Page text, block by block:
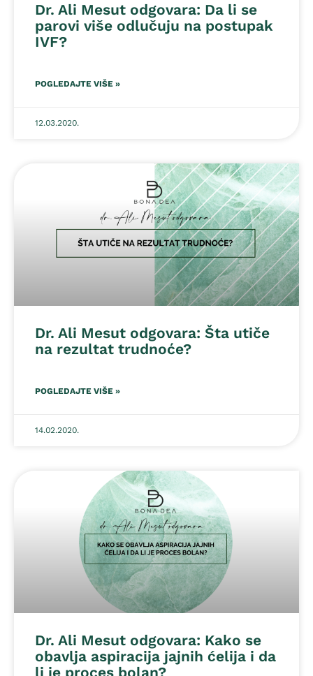
Dr. Ali Mesut odgovara: Da li se
parovi više odlučuju na postupak
IVF?
POGLEDAJTE VIŠE »
12.03.2020.
Dr. Ali Mesut odgovara: Šta utiče
na rezultat trudnoće?
POGLEDAJTE VIŠE »
14.02.2020.
Dr. Ali Mesut odgovara: Kako se
obavlja aspiracija jajnih ćelija i da
li je proces bolan?